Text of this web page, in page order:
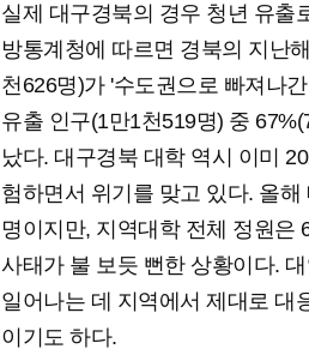
실제 대구경북의 경우 청년 유출
방통계청에 따르면 경북의 지난
천626명)가 '수도권으로 빠져나
유출 인구(1만1천519명) 중
났다. 대구경북 대학 역시 이미
험하면서 위기를 맞고 있다. 올
명이지만, 지역대학 전체 정원은
사태가 불 보듯 뻔한 상황이다.
일어나는 데 지역에서 제대로 대
이기도 하다.